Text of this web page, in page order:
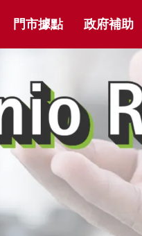
門市據點 政府補助